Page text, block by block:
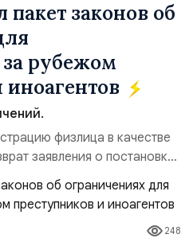
законов об
рубежом
иноагентов
физлица в качестве
заявления о постановке
учет;Ограничение
регистрации транспортных
по
кредитного
248